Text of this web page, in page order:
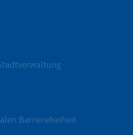
Barrierefreiheit